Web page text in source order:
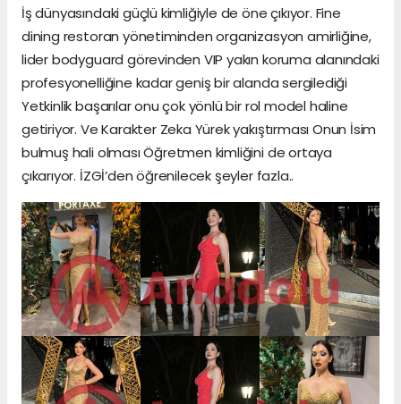
İş dünyasındaki güçlü kimliğiyle de öne çıkıyor. Fine
dining restoran yönetiminden organizasyon amirliğine,
lider bodyguard görevinden VIP yakın koruma alanındaki
profesyonelliğine kadar geniş bir alanda sergilediği
Yetkinlik başarılar onu çok yönlü bir rol model haline
getiriyor. Ve Karakter Zeka Yürek yakıştırması Onun İsim
bulmuş hali olması Öğretmen kimliğini de ortaya
çıkarıyor. İZGİ’den öğrenilecek şeyler fazla..